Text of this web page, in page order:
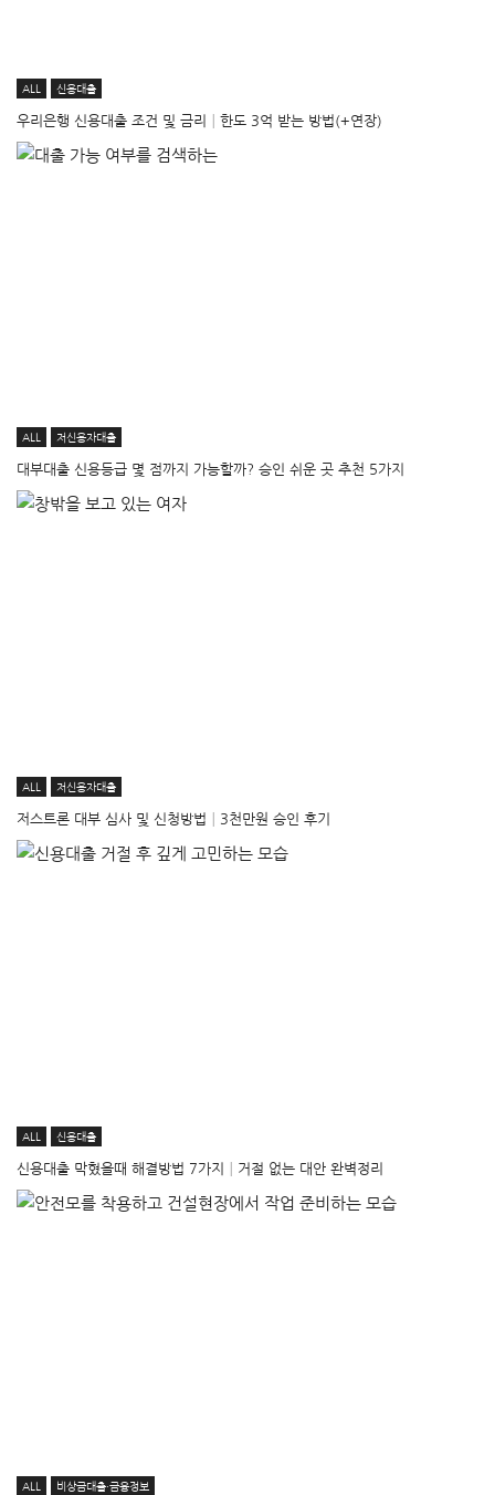
ALL 신용대출
우리은행 신용대출 조건 및 금리│한도 3억 받는 방법(+연장)
ALL 저신용자대출
대부대출 신용등급 몇 점까지 가능할까? 승인 쉬운 곳 추천 5가지
ALL 저신용자대출
저스트론 대부 심사 및 신청방법│3천만원 승인 후기
ALL 신용대출
신용대출 막혔을때 해결방법 7가지│거절 없는 대안 완벽정리
ALL 비상금대출·금융정보